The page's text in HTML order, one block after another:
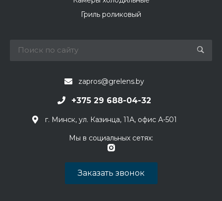
Гриль роликовый
zapros@grelens.by
+375 29 688-04-32
г. Минск, ул. Казинца, 11А, офис А-501
Мы в социальных сетях:
Заказать звонок